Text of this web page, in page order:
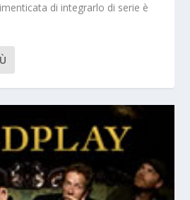
di integrarlo di serie è